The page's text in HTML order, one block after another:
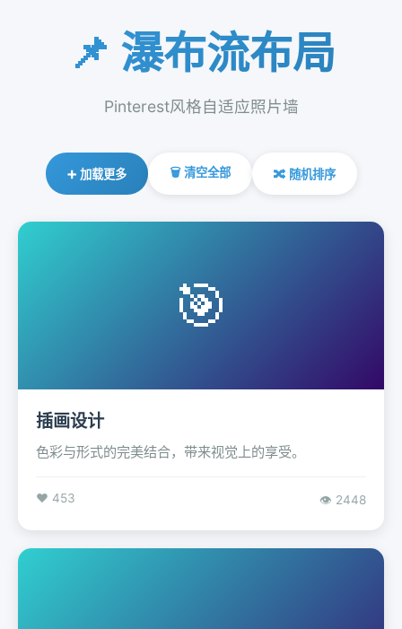
📌 瀑布流布局
Pinterest风格自适应照片墙
➕ 加载更多 🗑️ 清空全部 🔀 随机排序
🎯
插画设计
色彩与形式的完美结合，带来视觉上的享受。
❤️ 453 👁️ 2448